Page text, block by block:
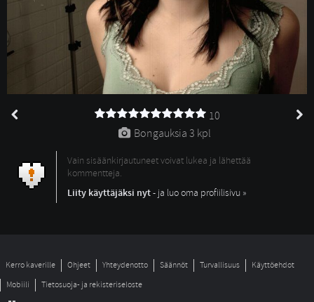
10
Bongauksia 3 kpl
Vain sisäänkirjautuneet voivat lukea ja lähettää
kommentteja.
Liity käyttäjäksi nyt- ja luo oma profiilisivu »
Kerro kaverille Ohjeet Yhteydenotto Säännöt Turvallisuus
Käyttöehdot
Mobiili
Tietosuoja- ja rekisteriseloste